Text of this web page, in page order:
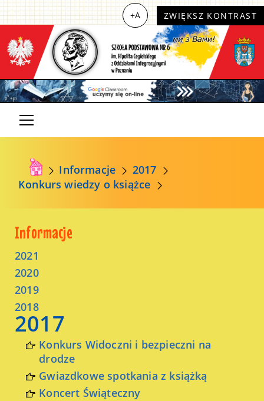
+A ZWIĘKSZ KONTRAST
Informacje
2017
Konkurs wiedzy o książce
Informacje
2021
2020
2019
2018
2017
Konkurs Widoczni i bezpieczni na
drodze
Gwiazdkowe spotkania z książką
Koncert Świąteczny